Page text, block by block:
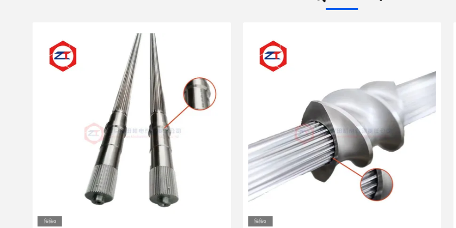
ভিডিও ভিডিও